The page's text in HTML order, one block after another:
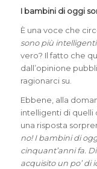
I bambini di oggi
È una voce che
sono più
vero? Il fatto che
dall’opinione
ragionarci su.
Ebbene, alla
intelligenti di quelli
una risposta
no! I bambini di
cinquant’anni fa.
acquisito un po’ di